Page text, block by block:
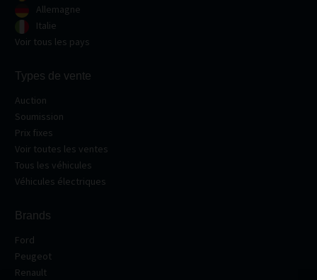
Allemagne
Italie
Voir tous les pays
Types de vente
Auction
Soumission
Prix fixes
Voir toutes les ventes
Tous les véhicules
Véhicules électriques
Brands
Ford
Peugeot
Renault